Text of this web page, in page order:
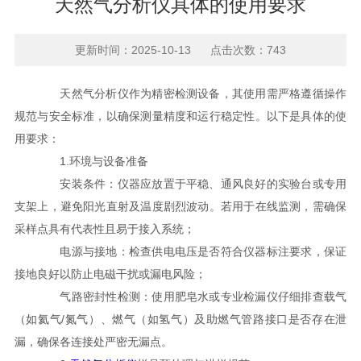
天然气分析仪具体的使用要求
更新时间：2025-10-13 点击次数：743
天然气分析仪作为精密检测设备，其使用需严格遵循操作
规范与安全标准，以确保测量精度和运行稳定性。以下是具体的使
用要求：
1.环境与设备准备
安装条件：仪器应放置于平稳、通风良好的实验台或专用
支架上，避免阳光直射及温度剧烈波动。若用于在线监测，需确保
采样点具有代表性且易于接入系统；
电源与接地：检查供电电压是否符合仪器标注要求，保证
接地良好以防止电磁干扰或漏电风险；
气路密封性检测：使用肥皂水或专业检漏仪仔细排查载气
（如氦气/氮气）、燃气（如氢气）及助燃气管路接口是否存在泄
漏，确保各连接处严密无漏点。